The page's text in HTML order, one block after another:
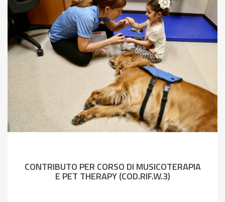
CONTRIBUTO PER CORSO DI MUSICOTERAPIA
E PET THERAPY (COD.RIF.W.3)